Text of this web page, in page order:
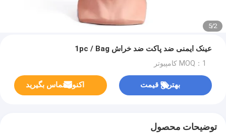
2
/
5
عینک ایمنی ضد پاکت ضد خراش 1pc / Bag
MOQ：1 کامپیوتر
بهترین قیمت اکنون تماس بگیرید
توضیحات محصول